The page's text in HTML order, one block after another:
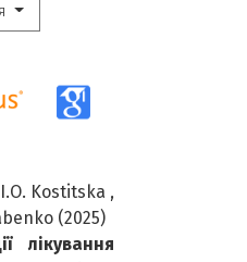
Kostitska ,
(2025)
лікування